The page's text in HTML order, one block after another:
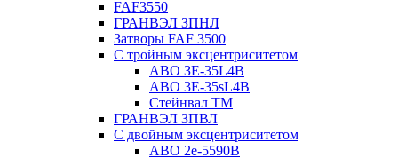
FAF3550
ГРАНВЭЛ ЗПНЛ
Затворы FAF 3500
С тройным эксцентриситетом
ABO ЗE-35L4B
ABO 3E-35sL4B
Стейнвал ТМ
ГРАНВЭЛ ЗПВЛ
С двойным эксцентриситетом
ABO 2e-5590B